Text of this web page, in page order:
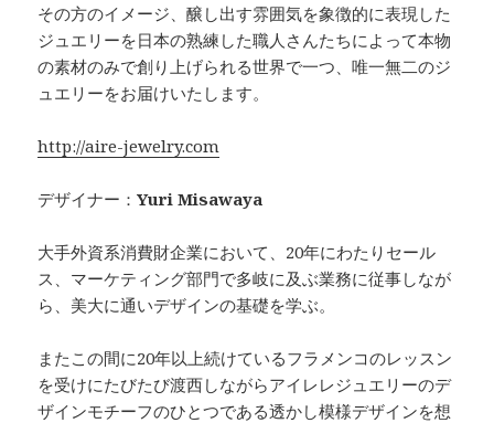
その方のイメージ、醸し出す雰囲気を象徴的に表現した
ジュエリーを日本の熟練した職人さんたちによって本物
の素材のみで創り上げられる世界で一つ、唯一無二のジ
ュエリーをお届けいたします。
http://aire-jewelry.com
デザイナー：Yuri Misawaya
大手外資系消費財企業において、20年にわたりセール
ス、マーケティング部門で多岐に及ぶ業務に従事しなが
ら、美大に通いデザインの基礎を学ぶ。
またこの間に20年以上続けているフラメンコのレッスン
を受けにたびたび渡西しながらアイレレジュエリーのデ
ザインモチーフのひとつである透かし模様デザインを想